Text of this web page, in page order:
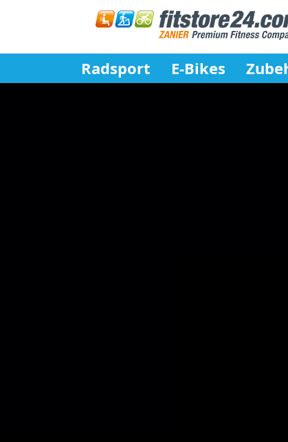
Radsport E-Bikes